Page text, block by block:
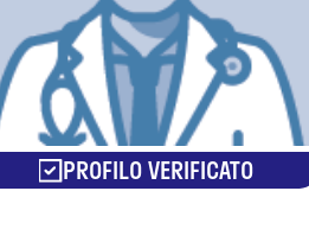
PROFILO VERIFICATO